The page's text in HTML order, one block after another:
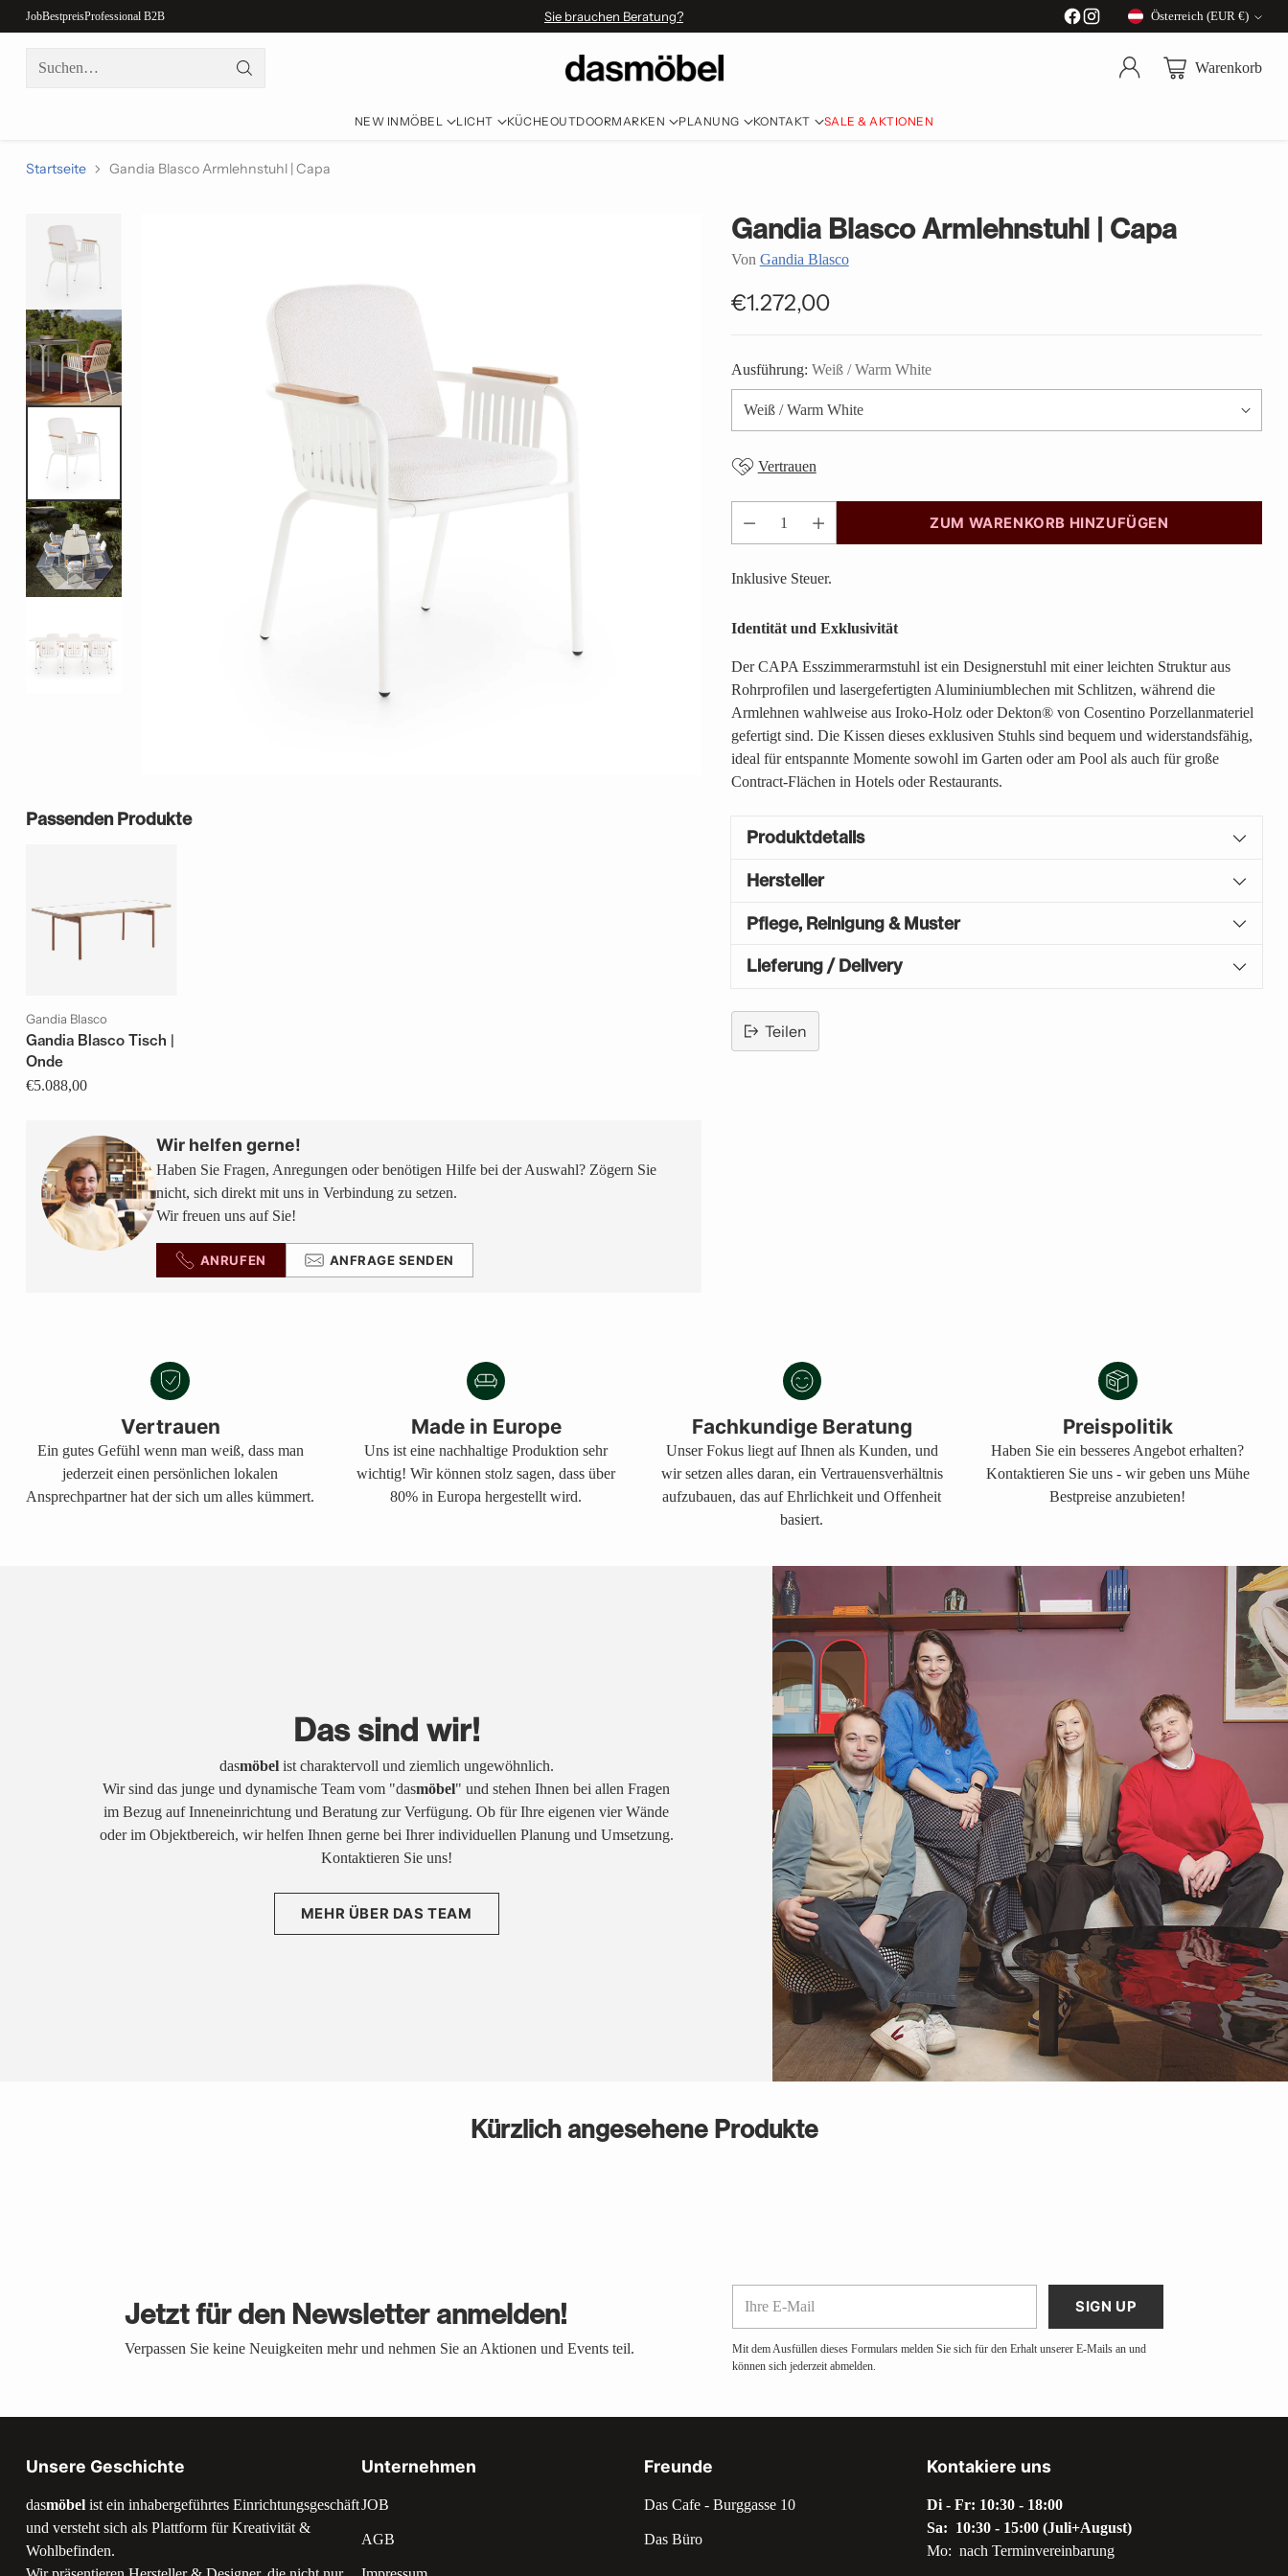
JobBestpreisProfessional B2B Sie brauchen Beratung?
Währung
Österreich (EUR €)
Suchen… Warenkorb
NEW IN MÖBEL LICHT KÜCHEOUTDOORMARKEN PLANUNG KONTAKT SALE & AKTIONEN
Startseite Gandia Blasco Armlehnstuhl | Capa
Passenden Produkte
Gandia Blasco
Gandia Blasco Tisch |
Onde
€5.088,00
Wir helfen gerne!
Haben Sie Fragen, Anregungen oder benötigen Hilfe bei der Auswahl? Zögern Sie
nicht, sich direkt mit uns in Verbindung zu setzen.
Wir freuen uns auf Sie!
ANRUFEN ANFRAGE SENDEN
Gandia Blasco Armlehnstuhl | Capa
Von Gandia Blasco
Normaler
€1.272,00
Ausführung: Weiß / Warm White
Vertrauen
Anzahl
ZUM WARENKORB HINZUFÜGEN
Inklusive Steuer.
Identität und Exklusivität
Der CAPA Esszimmerarmstuhl ist ein Designerstuhl mit einer leichten Struktur aus
Rohrprofilen und lasergefertigten Aluminiumblechen mit Schlitzen, während die
Armlehnen wahlweise aus Iroko-Holz oder Dekton® von Cosentino Porzellanmateriel
gefertigt sind. Die Kissen dieses exklusiven Stuhls sind bequem und widerstandsfähig,
ideal für entspannte Momente sowohl im Garten oder am Pool als auch für große
Contract-Flächen in Hotels oder Restaurants.
Produktdetails
Hersteller
Pflege, Reinigung & Muster
Lieferung / Delivery
Teilen
Vertrauen
Ein gutes Gefühl wenn man weiß, dass man
jederzeit einen persönlichen lokalen
Ansprechpartner hat der sich um alles kümmert.
Made in Europe
Uns ist eine nachhaltige Produktion sehr
wichtig! Wir können stolz sagen, dass über
80% in Europa hergestellt wird.
Fachkundige Beratung
Unser Fokus liegt auf Ihnen als Kunden, und
wir setzen alles daran, ein Vertrauensverhältnis
aufzubauen, das auf Ehrlichkeit und Offenheit
basiert.
Preispolitik
Haben Sie ein besseres Angebot erhalten?
Kontaktieren Sie uns - wir geben uns Mühe
Bestpreise anzubieten!
Das sind wir!
dasmöbelist charaktervoll und ziemlich ungewöhnlich.
Wir sind das junge und dynamische Team vom "dasmöbel" und stehen Ihnen bei allen Fragen
im Bezug auf Inneneinrichtung und Beratung zur Verfügung. Ob für Ihre eigenen vier Wände
oder im Objektbereich, wir helfen Ihnen gerne bei Ihrer individuellen Planung und Umsetzung.
Kontaktieren Sie uns!
MEHR ÜBER DAS TEAM
Kürzlich angesehene Produkte
Jetzt für den Newsletter anmelden!
Verpassen Sie keine Neuigkeiten mehr und nehmen Sie an Aktionen und Events teil.
Mail
SIGN UP
Mit dem Ausfüllen dieses Formulars melden Sie sich für den Erhalt unserer E-Mails an und
können sich jederzeit abmelden.
Unsere Geschichte
dasmöbel ist ein inhabergeführtes Einrichtungsgeschäft
und versteht sich als Plattform für Kreativität &
Wohlbefinden.
Unternehmen
JOB
AGB
Freunde
Das Cafe - Burggasse 10
Das Büro
Kontakiere uns
Di - Fr: 10:30 - 18:00
Sa: 10:30 - 15:00 (Juli+August)
Mo: nach Terminvereinbarung